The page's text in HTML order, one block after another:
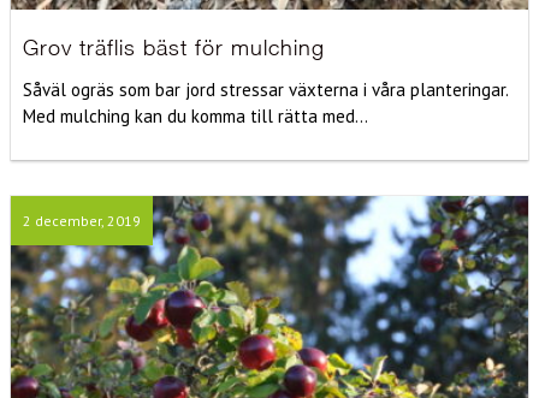
Grov träflis bäst för mulching
Såväl ogräs som bar jord stressar växterna i våra planteringar.
Med mulching kan du komma till rätta med...
2 december, 2019